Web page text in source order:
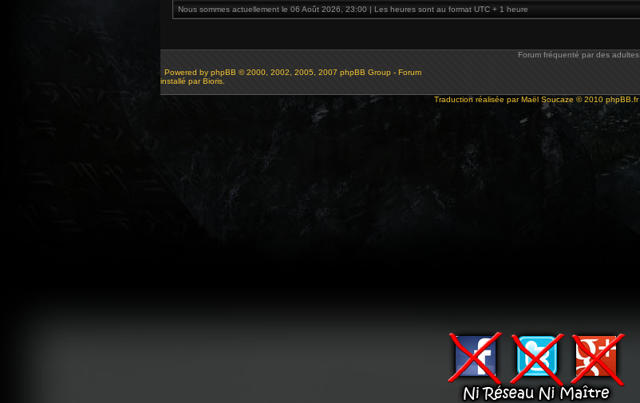
Nous sommes actuellement le 06 Août 2026, 23:00 | Les heures sont au format UTC + 1 heure
Forum fréquenté par des adultes.
Powered by phpBB © 2000, 2002, 2005, 2007 phpBB Group - Forum
installé par Bioris.
Traduction réalisée parMaël Soucaze © 2010 phpBB.fr